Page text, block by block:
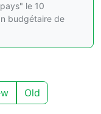
le 10
budgétaire de
Old